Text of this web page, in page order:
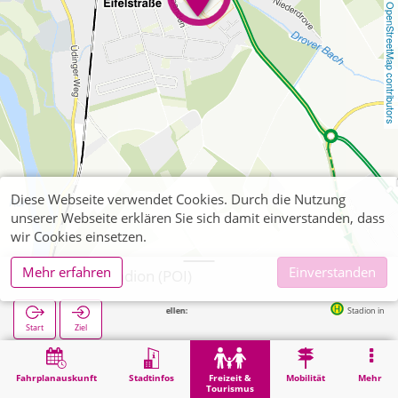
OpenStreetMap contributors
Fahrplanauskunft Stadtinfos
Freizeit &
Tourismus
Mobilität Mehr
Kreuzau, Stadion (POI)
Start Ziel
Nächste Haltestellen: Stadion in 258m
Freizeit & Tourismus Kreuzau, Stadion (POI)
Diese Webseite verwendet Cookies. Durch die Nutzung
unserer Webseite erklären Sie sich damit einverstanden, dass
wir Cookies einsetzen.
Mehr erfahren
Einverstanden